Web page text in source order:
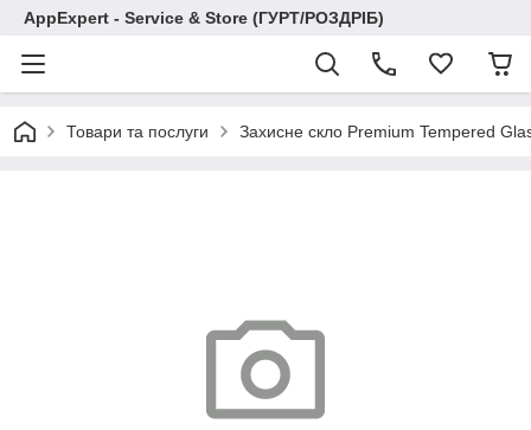
AppExpert - Service & Store (ГУРТ/РОЗДРІБ)
Товари та послуги Захисне скло Premium Tempered